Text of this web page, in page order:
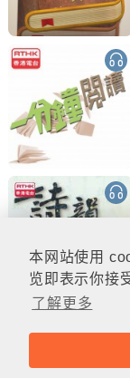
本网站使用
览即表示你接
了解更多